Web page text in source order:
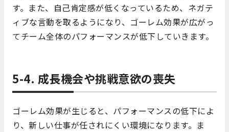
す。また、自己肯定感が低くなっているため、ネガテ
ィブな言動を取るようになり、ゴーレム効果が広がっ
てチーム全体のパフォーマンスが低下していきます。
5-4. 成長機会や挑戦意欲の喪失
ゴーレム効果が生じると、パフォーマンスの低下によ
り、新しい仕事が任されにくい環境になります。ま